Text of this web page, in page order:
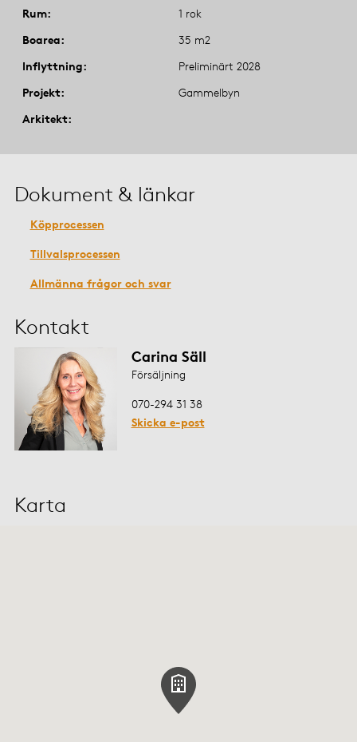
Rum
1 rok
Boarea
35 m2
Inflyttning
Preliminärt 2028
Projekt
Gammelbyn
Arkitekt
Dokument & länkar
Köpprocessen
Tillvalsprocessen
Allmänna frågor och svar
Kontakt
Carina Säll
Försäljning
070-294 31 38
Skicka e-post
Karta